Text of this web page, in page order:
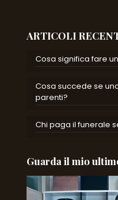
ARTICOLI
Cosa significa fare
Cosa succede se
parenti?
Chi paga il funerale
Guarda il mio